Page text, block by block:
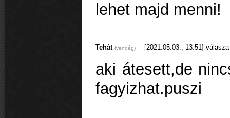
lehet majd menni!
Tehát (vendég) [2021.05.03., 13:51]
aki átesett,de
fagyizhat.puszi